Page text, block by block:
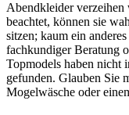
Abendkleider verzeihen
beachtet, können sie
sitzen; kaum ein
fachkundiger Beratung
Topmodels haben nicht
gefunden. Glauben Sie
Mogelwäsche oder